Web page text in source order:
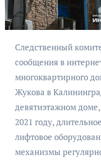
Следственный комитет России отреагировал на
сообщения в
многоквартирного
Жукова в
девятиэтажном
2021 году,
лифтовое
механизмы